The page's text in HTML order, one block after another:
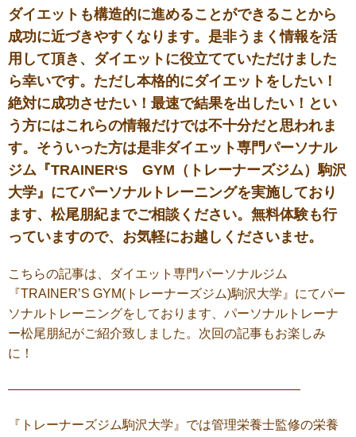
ダイエットも構造的に進めることができることから
成功に近づきやすくなります。是非うまく情報を活
用して頂き、ダイエットに役立てていただけました
ら幸いです。ただし本格的にダイエットをしたい！
絶対に成功させたい！最速で結果を出したい！とい
う方にはこれらの情報だけでは不十分だと思われま
す。そういった方は是非ダイエット専門パーソナル
ジム『TRAINER‘S GYM（トレーナーズジム）駒沢
大学』にてパーソナルトレーニングを実施しており
ます、松尾朋紀までご相談ください。無料体験も行
っていますので、お気軽にお越しくださいませ。
こちらの記事は、ダイエット専門パーソナルジム
『TRAINER’S GYM( トレーナーズジム)駒沢大学』にてパー
ソナルトレーニングをしております、パーソナルトレーナ
ー松尾朋紀がご紹介致しました。次回の記事もお楽しみ
に！
———————————————————————
『トレーナーズジム駒沢大学』では管理栄養士監修の栄養